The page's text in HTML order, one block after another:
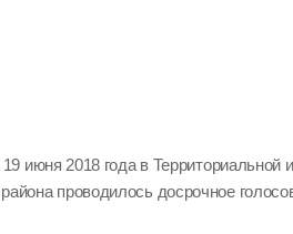
июня 2018 года в Территориальной
проводилось досрочное